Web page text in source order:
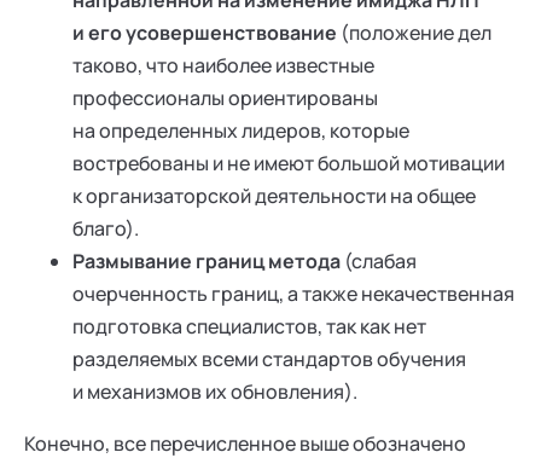
и его усовершенствование (положение дел
таково, что наиболее известные
профессионалы ориентированы
на определенных лидеров, которые
востребованы и не имеют большой мотивации
к организаторской деятельности на общее
благо).
Размывание границ метода (слабая
очерченность границ, а также некачественная
подготовка специалистов, так как нет
разделяемых всеми стандартов обучения
и механизмов их обновления).
Конечно, все перечисленное выше обозначено